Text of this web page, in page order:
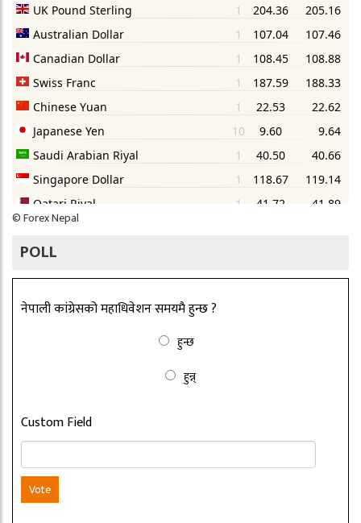
©Forex Nepal
POLL
नेपाली कांग्रेसको महाधिवेशन समयमै हुन्छ ?
हुन्छ
हुन्न्
Custom Field
Vote